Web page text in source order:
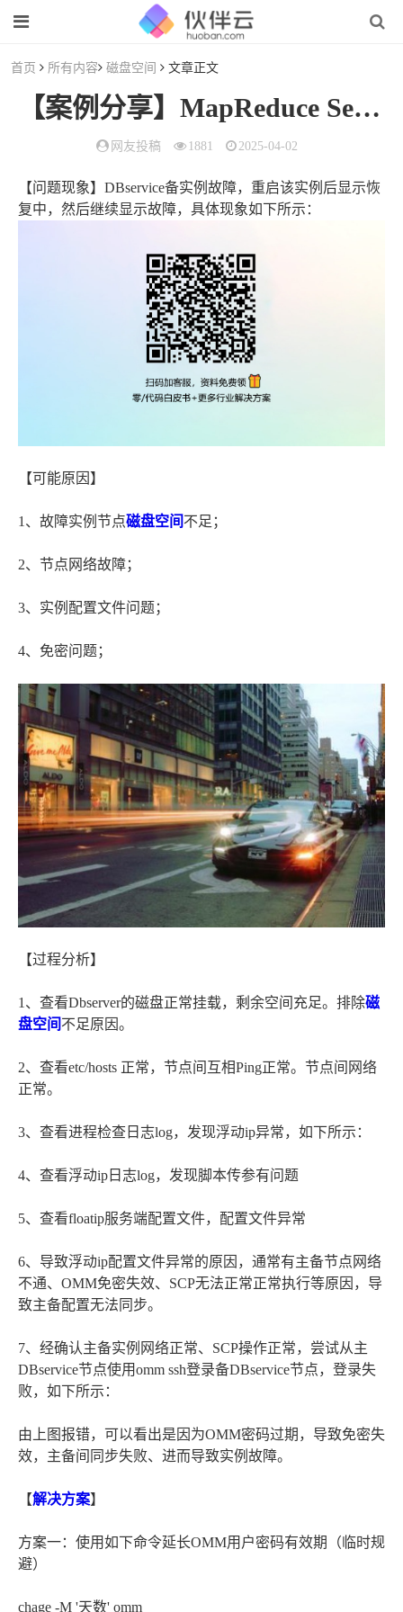
首页 所有内容 磁盘空间 文章正文
【案例分享】MapReduce Service元数据库服务DBservice备实例节点故障
网友投稿 1881 2025-04-02
【问题现象】DBservice备实例故障，重启该实例后显示恢
复中，然后继续显示故障，具体现象如下所示：
【可能原因】
1、故障实例节点磁盘空间 不足；
2、节点网络故障；
3、实例配置文件问题；
4、免密问题；
【过程分析】
1、查看Dbserver的磁盘正常挂载，剩余空间充足。排除磁
盘空间 不足原因。
2、查看etc/hosts 正常，节点间互相Ping正常。节点间网络
正常。
3、查看进程检查日志log，发现浮动ip异常，如下所示：
4、查看浮动ip日志log，发现脚本传参有问题
5、查看floatip服务端配置文件，配置文件异常
6、导致浮动ip配置文件异常的原因，通常有主备节点网络
不通、OMM免密失效、SCP无法正常正常执行等原因，导
致主备配置无法同步。
7、经确认主备实例网络正常、SCP操作正常，尝试从主
DBservice节点使用omm ssh登录备DBservice节点，登录失
败，如下所示：
由上图报错，可以看出是因为OMM密码过期，导致免密失
效，主备间同步失败、进而导致实例故障。
【解决方案】
方案一：使用如下命令延长OMM用户密码有效期（临时规
避）
chage -M '天数' omm